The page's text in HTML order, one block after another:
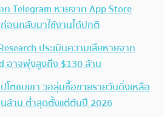
ก Telegram หายจาก App Store
อนกลับมาใช้งานได้ปกติ
ประเมินความเสียหายจาก
อาจพุ่งสูงถึง $130 ล้าน
โตซบเซา วอลุ่มซื้อขายรายวันดิ่งเหลือ
ล้าน ต่ำสุดตั้งแต่ต้นปี 2026